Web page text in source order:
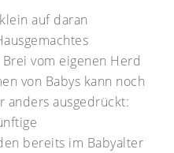
auf daran
vom eigenen Herd
von Babys kann noch
anders ausgedrückt:
bereits im Babyalter